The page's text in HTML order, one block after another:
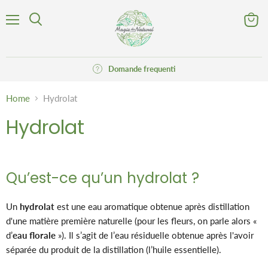
Domande frequenti
Home Hydrolat
Hydrolat
Qu’est-ce qu’un hydrolat ?
Un hydrolat est une eau aromatique obtenue après distillation
d'une matière première naturelle (pour les fleurs, on parle alors «
d’eau florale »). Il s’agit de l’eau résiduelle obtenue après l'avoir
séparée du produit de la distillation (l’huile essentielle).